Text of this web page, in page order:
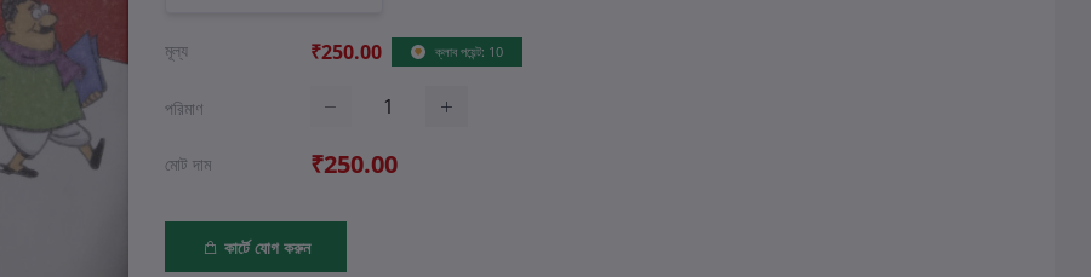
মূল্য ₹250.00 ক্লাব পয়েন্ট: 10
পরিমাণ
মোট দাম ₹250.00
কার্টে যোগ করুন